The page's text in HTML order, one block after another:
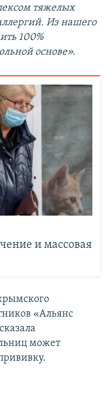
тяжелых
Из нашего
100%
основе».
и массовая
«Альянс
может